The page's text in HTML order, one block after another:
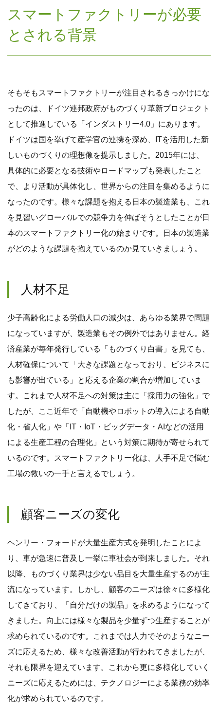
スマートファクトリーが必要
とされる背景
そもそもスマートファクトリーが注目されるきっかけにな
ったのは、ドイツ連邦政府がものづくり革新プロジェクト
として推進している「インダストリー4.0」にあります。
ドイツは国を挙げて産学官の連携を深め、ITを活用した新
しいものづくりの理想像を提示しました。2015年には、
具体的に必要となる技術やロードマップも発表したこと
で、より活動が具体化し、世界からの注目を集めるように
なったのです。様々な課題を抱える日本の製造業も、これ
を見習いグローバルでの競争力を伸ばそうとしたことが日
本のスマートファクトリー化の始まりです。日本の製造業
がどのような課題を抱えているのか見ていきましょう。
人材不足
少子高齢化による労働人口の減少は、あらゆる業界で問題
になっていますが、製造業もその例外ではありません。経
済産業が毎年発行している「ものづくり白書」を見ても、
人材確保について「大きな課題となっており、ビジネスに
も影響が出ている」と応える企業の割合が増加していま
す。これまで人材不足への対策は主に「採用力の強化」で
したが、ここ近年で「自動機やロボットの導入による自動
化・省人化」や「IT・IoT・ビッグデータ・AIなどの活用
による生産工程の合理化」という対策に期待が寄せられて
いるのです。スマートファクトリー化は、人手不足で悩む
工場の救いの一手と言えるでしょう。
顧客ニーズの変化
ヘンリー・フォードが大量生産方式を発明したことによ
り、車が急速に普及し一挙に車社会が到来しました。それ
以降、ものづくり業界は少ない品目を大量生産するのが主
流になっています。しかし、顧客のニーズは徐々に多様化
してきており、「自分だけの製品」を求めるようになって
きました。向上には様々な製品を少量ずつ生産することが
求められているのです。これまでは人力でそのようなニー
ズに応えるため、様々な改善活動が行われてきましたが、
それも限界を迎えています。これから更に多様化していく
ニーズに応えるためには、テクノロジーによる業務の効率
化が求められているのです。